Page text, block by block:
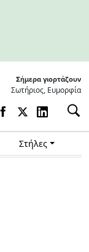
Σήμερα γιορτάζουν
Σωτήριος, Ευμορφία
Στήλες